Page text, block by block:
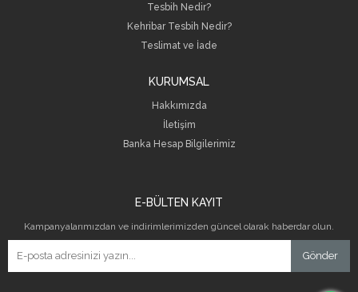
Tesbih Nedir?
Kehribar Tesbih Nedir?
Teslimat ve İade
KURUMSAL
Hakkımızda
İletişim
Banka Hesap Bilgilerimiz
E-BÜLTEN KAYIT
Kampanyalarımızdan ve indirimlerimizden güncel olarak haberdar olun.
Gönder